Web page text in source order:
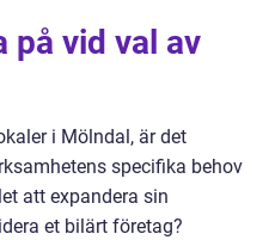
på vid val av
i Mölndal, är det
specifika behov
att expandera sin
et bilärt företag?